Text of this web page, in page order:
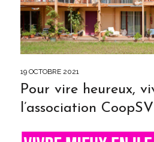
19 OCTOBRE 2021
Pour vire heureux,
l’association